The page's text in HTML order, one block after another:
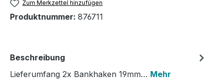
Zum Merkzettel hinzufügen
Produktnummer: 876711
Beschreibung
Lieferumfang 2x Bankhaken 19mm… Mehr